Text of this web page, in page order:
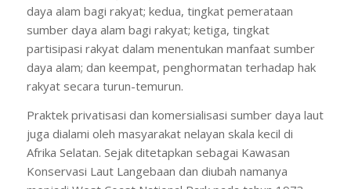
daya alam bagi rakyat; kedua, tingkat pemerataan
sumber daya alam bagi rakyat; ketiga, tingkat
partisipasi rakyat dalam menentukan manfaat sumber
daya alam; dan keempat, penghormatan terhadap hak
rakyat secara turun-temurun.
Praktek privatisasi dan komersialisasi sumber daya laut
juga dialami oleh masyarakat nelayan skala kecil di
Afrika Selatan. Sejak ditetapkan sebagai Kawasan
Konservasi Laut Langebaan dan diubah namanya